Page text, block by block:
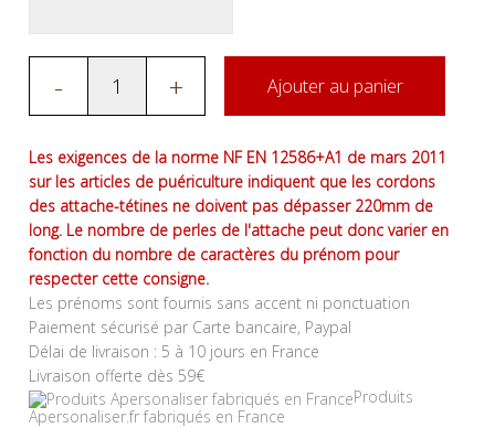
- + Ajouter au panier
Les exigences de la norme NF EN 12586+A1 de mars 2011
sur les articles de puériculture indiquent que les cordons
des attache-tétines ne doivent pas dépasser 220mm de
long. Le nombre de perles de l'attache peut donc varier en
fonction du nombre de caractères du prénom pour
respecter cette consigne.
Les prénoms sont fournis sans accent ni ponctuation
Paiement sécurisé par Carte bancaire, Paypal
Délai de livraison : 5 à 10 jours en France
Livraison offerte dès 59€
Produits
Apersonaliser.fr fabriqués en France